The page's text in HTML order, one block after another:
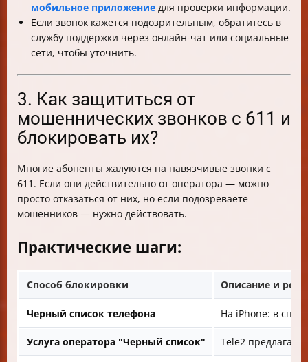
мобильное приложение для проверки информации.
Если звонок кажется подозрительным, обратитесь в
службу поддержки через онлайн-чат или социальные
сети, чтобы уточнить.
3. Как защититься от
мошеннических звонков с 611 и
блокировать их?
Многие абоненты жалуются на навязчивые звонки с
611. Если они действительно от оператора — можно
просто отказаться от них, но если подозреваете
мошенников — нужно действовать.
Практические шаги:
Способ блокировки Описание и
Черный список телефона На iPhone: в
Услуга оператора "Черный список" Tele2 предлагает